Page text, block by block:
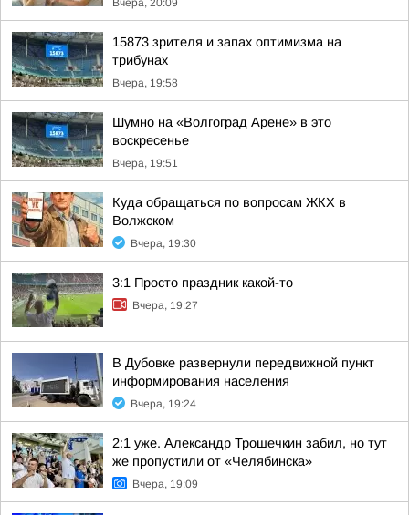
Вчера, 20:09
15873 зрителя и запах оптимизма на
трибунах
Вчера, 19:58
Шумно на «Волгоград Арене» в это
воскресенье
Вчера, 19:51
Куда обращаться по вопросам ЖКХ в
Волжском
Вчера, 19:30
3:1 Просто праздник какой-то
Вчера, 19:27
В Дубовке развернули передвижной пункт
информирования населения
Вчера, 19:24
2:1 уже. Александр Трошечкин забил, но тут
же пропустили от «Челябинска»
Вчера, 19:09